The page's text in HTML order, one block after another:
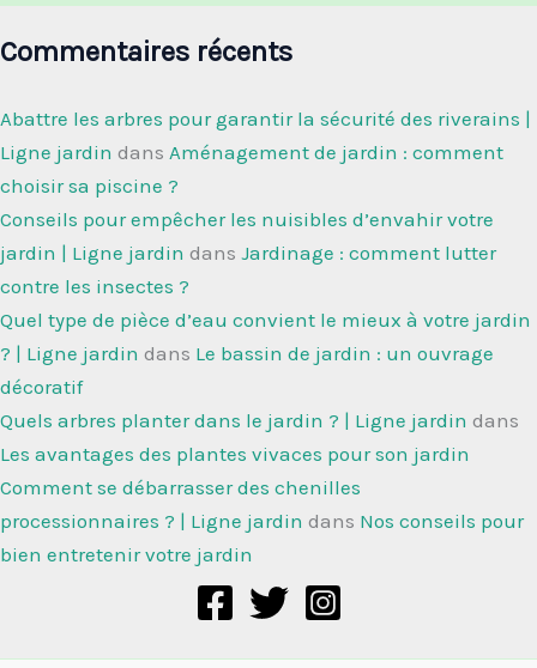
Commentaires récents
Abattre les arbres pour garantir la sécurité des riverains |
Ligne jardin dans Aménagement de jardin : comment
choisir sa piscine ?
Conseils pour empêcher les nuisibles d’envahir votre
jardin | Ligne jardin dans Jardinage : comment lutter
contre les insectes ?
Quel type de pièce d’eau convient le mieux à votre jardin
? | Ligne jardin dans Le bassin de jardin : un ouvrage
décoratif
Quels arbres planter dans le jardin ? | Ligne jardin dans
Les avantages des plantes vivaces pour son jardin
Comment se débarrasser des chenilles
processionnaires ? | Ligne jardin dans Nos conseils pour
bien entretenir votre jardin